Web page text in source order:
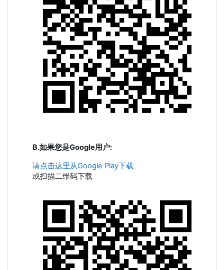
B.如果您是Google用户:
请点击这里从Google Play下载
或扫描二维码下载